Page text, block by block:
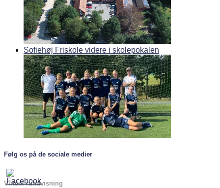
Sofiehøj Friskole videre i skolepokalen
Følg os på de sociale medier
Virtuel rundvisning